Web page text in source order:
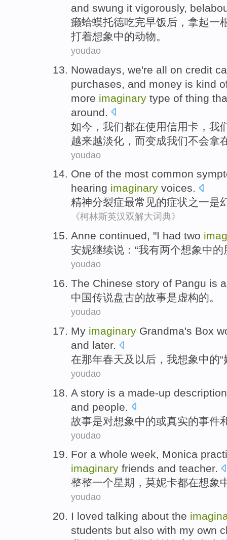
and swung it vigorously,
癞蛤蟆托德吃完早饭 后， 拿起一
打着想象中的动物。
youdao
Nowadays we're all on credit
purchases, and money is kind
more imaginary type of thing
around
如今 ， 我们都在使用信用卡 ，我
越来越淡化， 而变成我们不会拿
youdao
One of the most common
hearing imaginary voices.
精神分裂症最常见的症状之一是
《柯林斯英汉双解大词典》
Anne continued, "I had two
安妮继续说：“我有两个想象中的
youdao
The Chinese story of Pangu is
中 国传说盘古的故事是虚构的。
youdao
My imaginary Grandma's Box
and later.
在那年春天及以后，我想象中的
youdao
A story is a made-up
and people.
故事是对想象中的或真实的事件
youdao
For a whole week, Monica
imaginary friends and teacher.
整整一个星期，莫妮卡都在想象
youdao
I loved talking about the
students but also with my own